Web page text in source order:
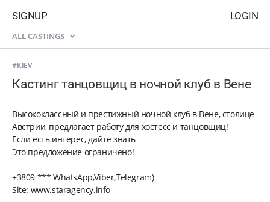
LOGIN
SIGNUP
ALL CASTINGS
#KIEV
Кастинг танцовщиц в ночной клуб в Вене
Высококлассный и престижный ночной клуб в Вене, столице
Австрии, предлагает работу для хостесс и танцовщиц!
Если есть интерес, дайте знать
Это предложение ограничено!
+3809 *** WhatsApp,Viber,Telegram)
Site: www.staragency.info